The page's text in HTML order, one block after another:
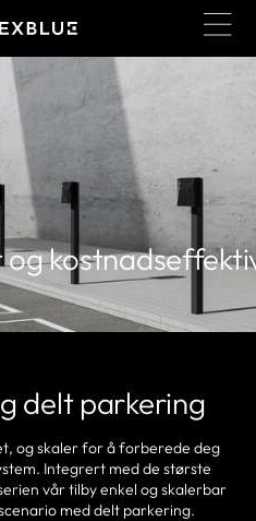
og
delt parkering
og skaler for å forberede deg
Integrert med de største
vår tilby enkel og skalerbar
med delt parkering.